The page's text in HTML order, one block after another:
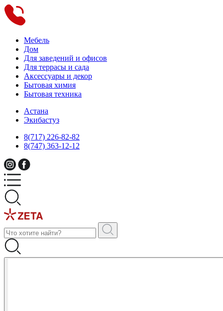
Мебель
Дом
Для заведений и офисов
Для террасы и сада
Аксессуары и декор
Бытовая химия
Бытовая техника
Астана
Экибастуз
8(717) 226-82-82
8(747) 363-12-12